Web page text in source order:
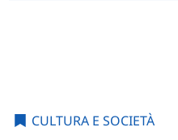
CULTURA E SOCIETÀ